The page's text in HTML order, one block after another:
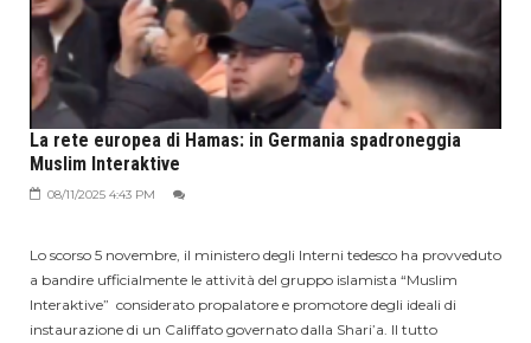
La rete europea di Hamas: in Germania spadroneggia
Muslim Interaktive
08/11/2025 4:43 PM
Lo scorso 5 novembre, il ministero degli Interni tedesco ha provveduto
a bandire ufficialmente le attività del gruppo islamista “Muslim
Interaktive” considerato propalatore e promotore degli ideali di
instaurazione di un Califfato governato dalla Shari’a. Il tutto